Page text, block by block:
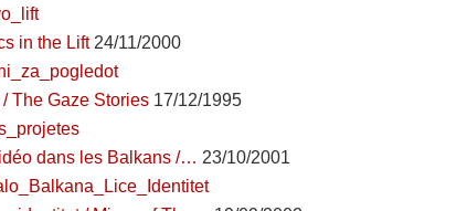
in the Lift24/11/2000
/ The Gaze Stories 17/12/1995
dans les Balkans /… 23/10/2001